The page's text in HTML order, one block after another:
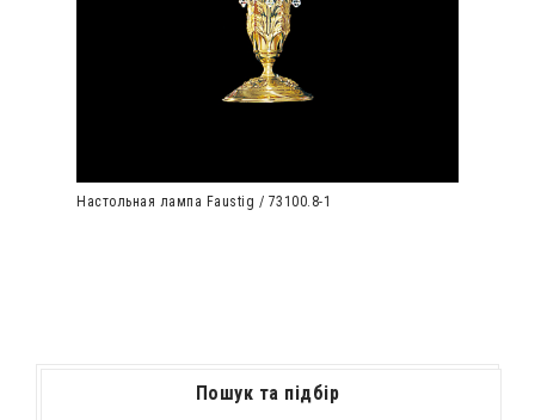
Настольная лампа Faustig / 73100.8-1
Пошук та підбір